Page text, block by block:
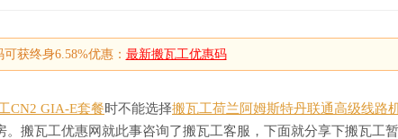
获终身6.58%优惠： 最新搬瓦工优惠码
CN2 GIA-E套餐时不能选择搬瓦工荷兰阿姆斯特丹联通高级线路
。搬瓦工优惠网就此事咨询了搬瓦工客服，下面就分享下搬瓦工